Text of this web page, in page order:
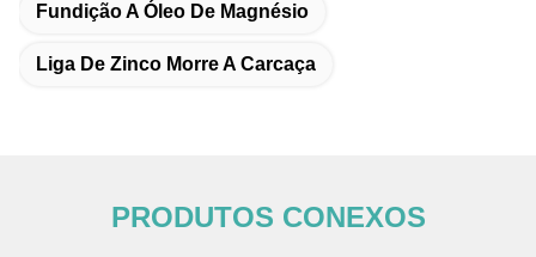
Fundição A Óleo De Magnésio
Liga De Zinco Morre A Carcaça
PRODUTOS CONEXOS